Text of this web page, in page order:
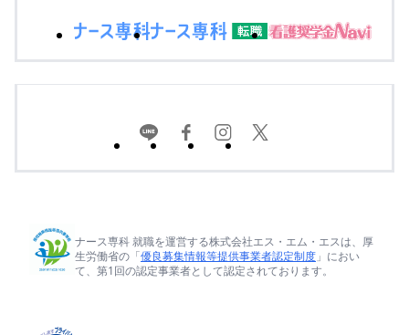
ナース専科 就職を運営する株式会社エス・エム・エスは、厚
生労働省の「優良募集情報等提供事業者認定制度 」におい
て、第1回の認定事業者として認定されております。